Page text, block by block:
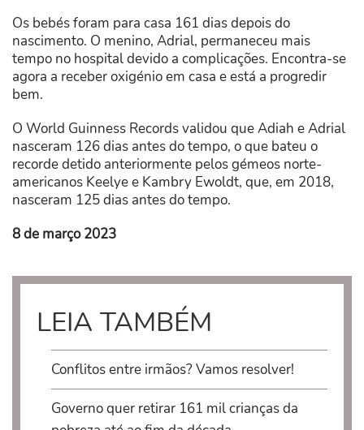
Os bebés foram para casa 161 dias depois do
nascimento. O menino, Adrial, permaneceu mais
tempo no hospital devido a complicações. Encontra-se
agora a receber oxigénio em casa e está a progredir
bem.
O World Guinness Records validou que Adiah e Adrial
nasceram 126 dias antes do tempo, o que bateu o
recorde detido anteriormente pelos gémeos norte-
americanos Keelye e Kambry Ewoldt, que, em 2018,
nasceram 125 dias antes do tempo.
8 de março 2023
LEIA TAMBÉM
Conflitos entre irmãos? Vamos resolver!
Governo quer retirar 161 mil crianças da